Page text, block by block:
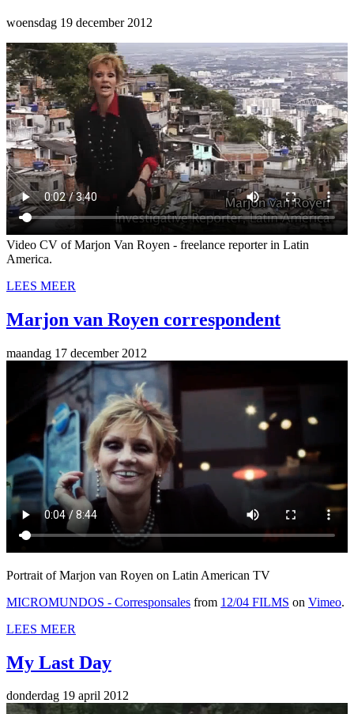
woensdag 19 december 2012
Video CV of Marjon Van Royen - freelance reporter in Latin
America.
LEES MEER
Marjon van Royen correspondent
maandag 17 december 2012
Portrait of Marjon van Royen on Latin American TV
MICROMUNDOS - Corresponsales from 12/04 FILMS on Vimeo.
LEES MEER
My Last Day
donderdag 19 april 2012